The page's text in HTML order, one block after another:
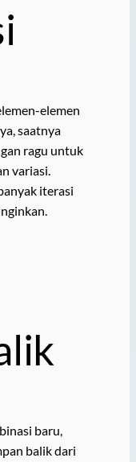
elemen
saatnya
ragu untuk
variasi.
iterasi
baru,
balik dari